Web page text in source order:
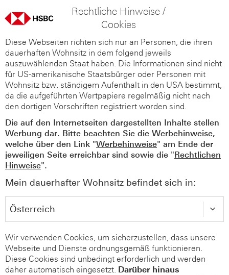
Rechtliche Hinweise /
Cookies
Diese Webseiten richten sich nur an Personen, die ihren
dauerhaften Wohnsitz in dem folgend jeweils
auszuwählenden Staat haben. Die Informationen sind nicht
für US-amerikanische Staatsbürger oder Personen mit
Wohnsitz bzw. ständigem Aufenthalt in den USA bestimmt,
da die aufgeführten Wertpapiere regelmäßig nicht nach
den dortigen Vorschriften registriert worden sind.
Die auf den Internetseiten dargestellten Inhalte stellen
Werbung dar. Bitte beachten Sie die Werbehinweise,
welche über den Link "Werbehinweise" am Ende der
jeweiligen Seite erreichbar sind sowie die "Rechtlichen
Hinweise".
Mein dauerhafter Wohnsitz befindet sich in:
Wir verwenden Cookies, um sicherzustellen, dass unsere
Webseite und Dienste ordnungsgemäß funktionieren.
Diese Cookies sind unbedingt erforderlich und werden
daher automatisch eingesetzt. Darüber hinaus